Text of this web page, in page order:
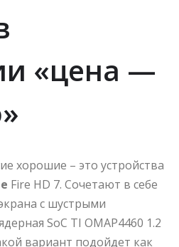
«цена —
хорошие – это устройства
Fire HD 7. Сочетают в себе
с шустрыми
SoC TI OMAP4460 1.2
вариант подойдет как